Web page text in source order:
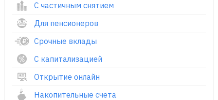
С частичным снятием
Для пенсионеров
Срочные вклады
С капитализацией
Открытие онлайн
Накопительные счета